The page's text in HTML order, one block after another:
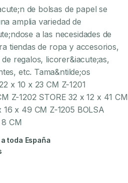
de bolsas de papel se
amplia variedad de
a las necesidades de
tiendas de ropa y accesorios,
regalos, licorer&iacute;as,
etc. Tama&ntilde;os
x 10 x 23 CM Z-1201
Z-1202 STORE 32 x 12 x 41 CM
x 49 CM Z-1205 BOLSA
CM
a toda España